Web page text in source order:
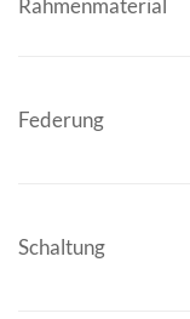
Rahmenmaterial
Federung
Schaltung